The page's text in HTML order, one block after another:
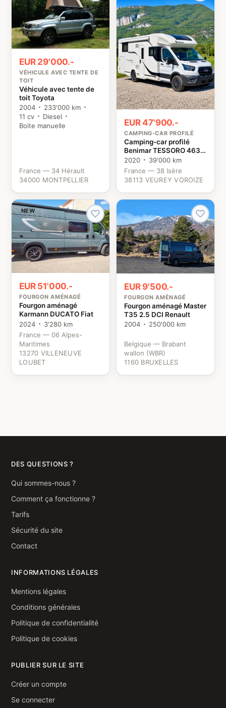
EUR 29'000.-
VÉHICULE AVEC TENTE DE
TOIT
Véhicule avec tente de
toit Toyota
2004
233'000 km
11 cv
Diesel
Boite manuelle
France — 34 Hérault
34000 MONTPELLIER
EUR 47'900.-
CAMPING-CAR PROFILÉ
Camping-car profilé
Benimar TESSORO 463
UP Ford
2020
39'000 km
France — 38 Isère
38113 VEUREY VOROIZE
NEW
EUR 51'000.-
FOURGON AMÉNAGÉ
Fourgon aménagé
Karmann DUCATO Fiat
2024
3'280 km
France — 06 Alpes-
Maritimes
13270 VILLENEUVE
LOUBET
EUR 9'500.-
FOURGON AMÉNAGÉ
Fourgon aménagé Master
T35 2.5 DCI Renault
2004
250'000 km
Belgique — Brabant
wallon (WBR)
1160 BRUXELLES
DES QUESTIONS ?
Qui sommes-nous ?
Comment ça fonctionne ?
Tarifs
Sécurité du site
Contact
INFORMATIONS LÉGALES
Mentions légales
Conditions générales
Politique de confidentialité
Politique de cookies
PUBLIER SUR LE SITE
Créer un compte
Se connecter